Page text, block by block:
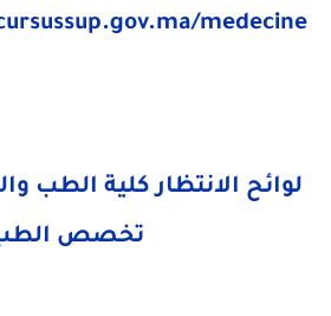
medecine
لوائح الانتظار كلية الطب
تخصص